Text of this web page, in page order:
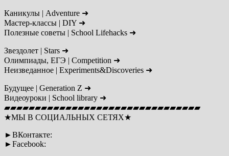
Каникулы | Adventure ➜
Мастер-классы | DIY ➜
Полезные советы | School Lifehacks ➜
Звездолет | Stars ➜
Олимпиады, ЕГЭ | Сompetition ➜
Неизведанное | Experiments&Discoveries ➜
Будущее | Generation Z ➜
Видеоуроки | School library ➜
▰▰▰▰▰▰▰▰▰▰▰▰▰▰▰▰▰▰▰▰▰▰▰▰▰▰▰▰▰▰▰▰
★МЫ В СОЦИАЛЬНЫХ СЕТЯХ★
►ВКонтакте:
►Facebook: